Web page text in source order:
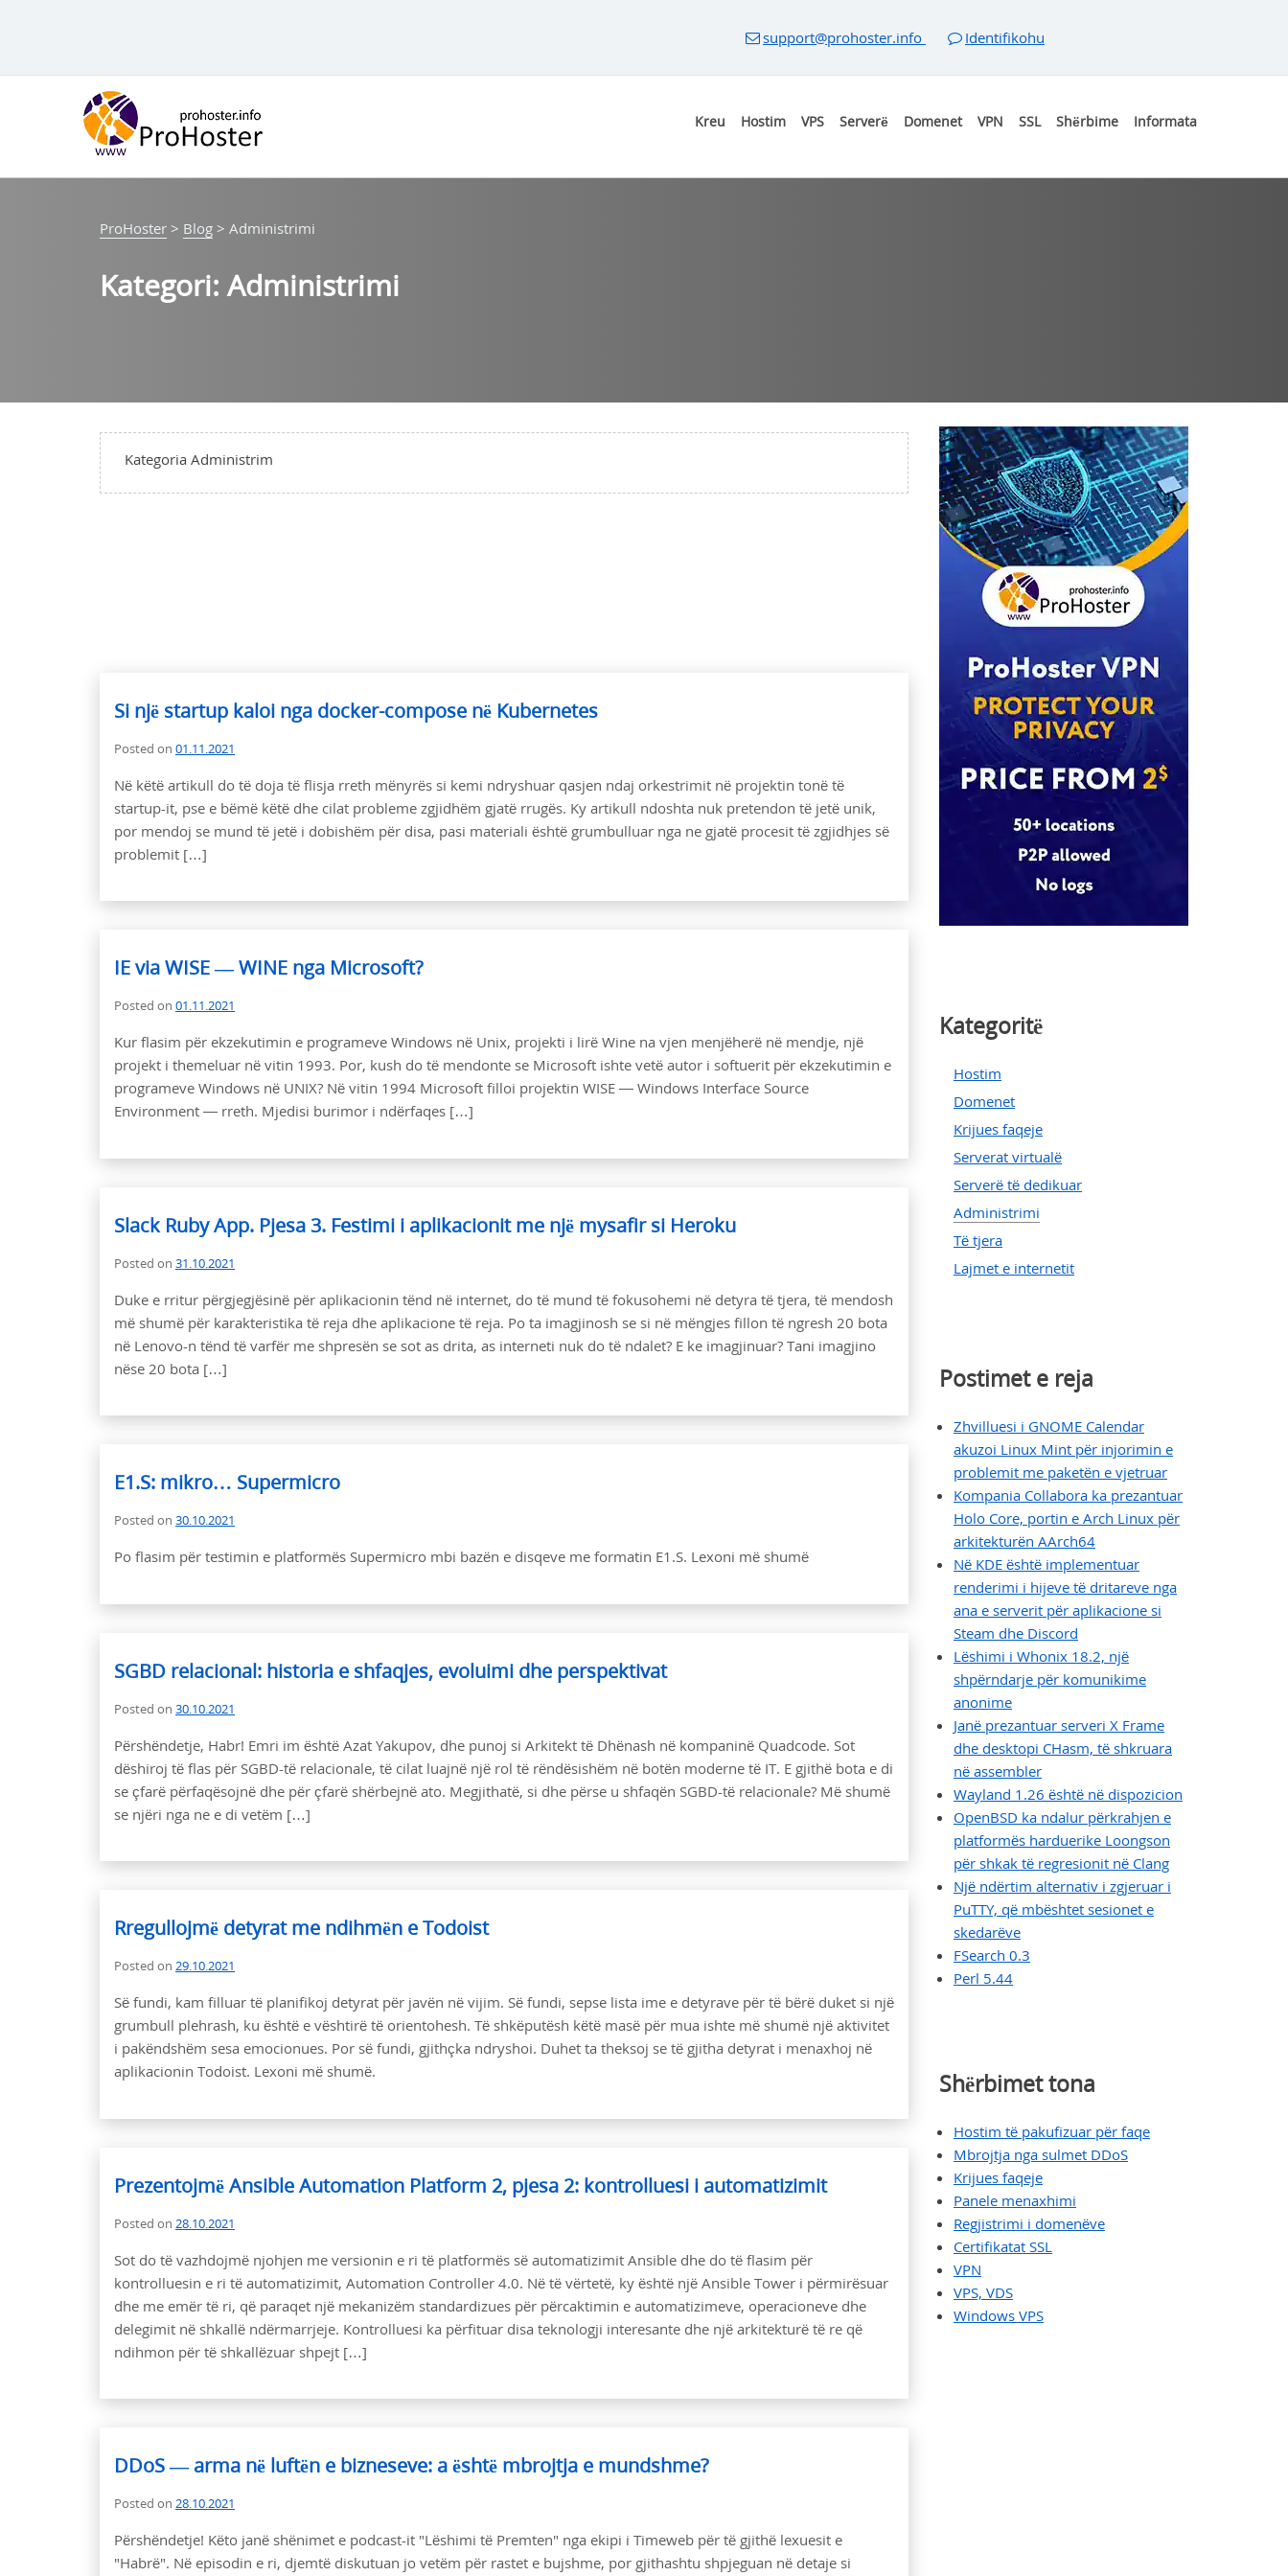
support@prohoster.info Identifikohu
Kreu Hostim VPS Serverë Domenet VPN SSL Shërbime Informata
ProHoster > Blog > Administrimi
Kategori: Administrimi
Kategoritë
Hostim
Domenet
Krijues faqeje
Serverat virtualë
Serverë të dedikuar
Administrimi
Të tjera
Lajmet e internetit
Postimet e reja
Zhvilluesi i GNOME Calendar
akuzoi Linux Mint për injorimin e
problemit me paketën e vjetruar
Kompania Collabora ka prezantuar
Holo Core, portin e Arch Linux për
arkitekturën AArch64
Në KDE është implementuar
renderimi i hijeve të dritareve nga
ana e serverit për aplikacione si
Steam dhe Discord
Lëshimi i Whonix 18.2, një
shpërndarje për komunikime
anonime
Janë prezantuar serveri X Frame
dhe desktopi CHasm, të shkruara
në assembler
Wayland 1.26 është në dispozicion
OpenBSD ka ndalur përkrahjen e
platformës harduerike Loongson
për shkak të regresionit në Clang
Një ndërtim alternativ i zgjeruar i
PuTTY, që mbështet sesionet e
skedarëve
FSearch 0.3
Perl 5.44
Shërbimet tona
Hostim të pakufizuar për faqe
Mbrojtja nga sulmet DDoS
Krijues faqeje
Panele menaxhimi
Regjistrimi i domenëve
Certifikatat SSL
VPN
VPS, VDS
Windows VPS
Kategoria Administrim
Si një startup kaloi nga docker-compose në Kubernetes
Posted on 01.11.2021
Në këtë artikull do të doja të flisja rreth mënyrës si kemi ndryshuar qasjen ndaj orkestrimit në projektin tonë të
startup-it, pse e bëmë këtë dhe cilat probleme zgjidhëm gjatë rrugës. Ky artikull ndoshta nuk pretendon të jetë unik,
por mendoj se mund të jetë i dobishëm për disa, pasi materiali është grumbulluar nga ne gjatë procesit të zgjidhjes së
problemit […]
IE via WISE — WINE nga Microsoft?
Posted on 01.11.2021
Kur flasim për ekzekutimin e programeve Windows në Unix, projekti i lirë Wine na vjen menjëherë në mendje, një
projekt i themeluar në vitin 1993. Por, kush do të mendonte se Microsoft ishte vetë autor i softuerit për ekzekutimin e
programeve Windows në UNIX? Në vitin 1994 Microsoft filloi projektin WISE — Windows Interface Source
Environment — rreth. Mjedisi burimor i ndërfaqes […]
Slack Ruby App. Pjesa 3. Festimi i aplikacionit me një mysafir si Heroku
Posted on 31.10.2021
Duke e rritur përgjegjësinë për aplikacionin tënd në internet, do të mund të fokusohemi në detyra të tjera, të mendosh
më shumë për karakteristika të reja dhe aplikacione të reja. Po ta imagjinosh se si në mëngjes fillon të ngresh 20 bota
në Lenovo-n tënd të varfër me shpresën se sot as drita, as interneti nuk do të ndalet? E ke imagjinuar? Tani imagjino
nëse 20 bota […]
E1.S: mikro… Supermicro
Posted on 30.10.2021
Po flasim për testimin e platformës Supermicro mbi bazën e disqeve me formatin E1.S. Lexoni më shumë
SGBD relacional: historia e shfaqjes, evoluimi dhe perspektivat
Posted on 30.10.2021
Përshëndetje, Habr! Emri im është Azat Yakupov, dhe punoj si Arkitekt të Dhënash në kompaninë Quadcode. Sot
dëshiroj të flas për SGBD-të relacionale, të cilat luajnë një rol të rëndësishëm në botën moderne të IT. E gjithë bota e di
se çfarë përfaqësojnë dhe për çfarë shërbejnë ato. Megjithatë, si dhe përse u shfaqën SGBD-të relacionale? Më shumë
se njëri nga ne e di vetëm […]
Rregullojmë detyrat me ndihmën e Todoist
Posted on 29.10.2021
Së fundi, kam filluar të planifikoj detyrat për javën në vijim. Së fundi, sepse lista ime e detyrave për të bërë duket si një
grumbull plehrash, ku është e vështirë të orientohesh. Të shkëputësh këtë masë për mua ishte më shumë një aktivitet
i pakëndshëm sesa emocionues. Por së fundi, gjithçka ndryshoi. Duhet ta theksoj se të gjitha detyrat i menaxhoj në
aplikacionin Todoist. Lexoni më shumë.
Prezentojmë Ansible Automation Platform 2, pjesa 2: kontrolluesi i automatizimit
Posted on 28.10.2021
Sot do të vazhdojmë njohjen me versionin e ri të platformës së automatizimit Ansible dhe do të flasim për
kontrolluesin e ri të automatizimit, Automation Controller 4.0. Në të vërtetë, ky është një Ansible Tower i përmirësuar
dhe me emër të ri, që paraqet një mekanizëm standardizues për përcaktimin e automatizimeve, operacioneve dhe
delegimit në shkallë ndërmarrjeje. Kontrolluesi ka përfituar disa teknologji interesante dhe një arkitekturë të re që
ndihmon për të shkallëzuar shpejt […]
DDoS — arma në luftën e bizneseve: a është mbrojtja e mundshme?
Posted on 28.10.2021
Përshëndetje! Këto janë shënimet e podcast-it "Lëshimi të Premten" nga ekipi i Timeweb për të gjithë lexuesit e
"Habrë". Në episodin e ri, djemtë diskutuan jo vetëm për rastet e bujshme, por gjithashtu shpjeguan në detaje si